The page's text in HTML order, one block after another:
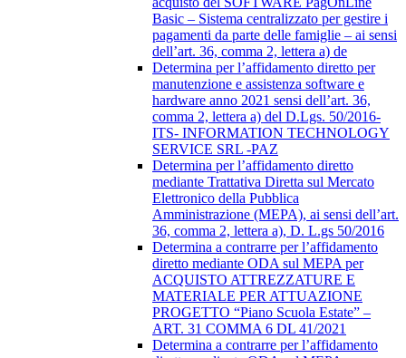
Basic – Sistema centralizzato per gestire i
pagamenti da parte delle famiglie – ai sensi
dell’art. 36, comma 2, lettera a) de
Determina per l’affidamento diretto per
manutenzione e assistenza software e
hardware anno 2021 sensi dell’art. 36,
comma 2, lettera a) del D.Lgs. 50/2016-
ITS- INFORMATION TECHNOLOGY
SERVICE SRL -PAZ
Determina per l’affidamento diretto
mediante Trattativa Diretta sul Mercato
Elettronico della Pubblica
Amministrazione (MEPA), ai sensi dell’art.
36, comma 2, lettera a), D. L.gs 50/2016
Determina a contrarre per l’affidamento
diretto mediante ODA sul MEPA per
ACQUISTO ATTREZZATURE E
MATERIALE PER ATTUAZIONE
PROGETTO “Piano Scuola Estate” –
ART. 31 COMMA 6 DL 41/2021
Determina a contrarre per l’affidamento